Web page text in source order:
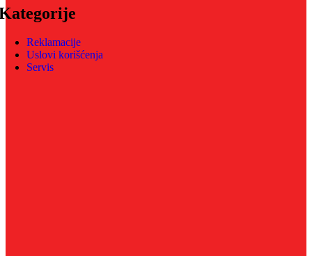
Reklamacije
Uslovi korišćenja
Servis